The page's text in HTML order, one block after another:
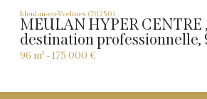
Meulan-en-Yvelines (78250)
MEULAN HYPER CENTRE
destination professionnelle,
96 m² -175 000 €